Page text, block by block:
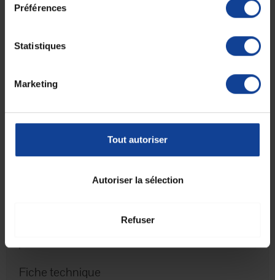
Préférences
Statistiques
Marketing
Tout autoriser
Autoriser la sélection
Refuser
Fiche technique